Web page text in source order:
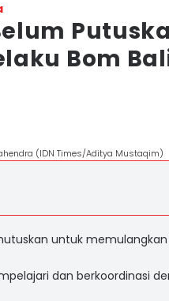
Bom
(IDN Times/Aditya Mustaqim)
untuk memulangkan
dan berkoordinasi